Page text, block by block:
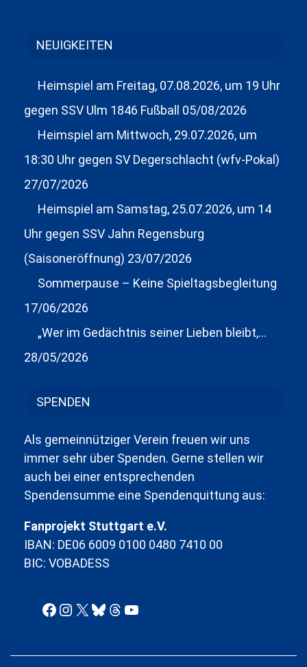
NEUIGKEITEN
Heimspiel am Freitag, 07.08.2026, um 19 Uhr
gegen SSV Ulm 1846 Fußball 05/08/2026
Heimspiel am Mittwoch, 29.07.2026, um
18:30 Uhr gegen SV Degerschlacht (wfv-Pokal)
27/07/2026
Heimspiel am Samstag, 25.07.2026, um 14
Uhr gegen SSV Jahn Regensburg
(Saisoneröffnung) 23/07/2026
Sommerpause – Keine Spieltagsbegleitung
17/06/2026
„Wer im Gedächtnis seiner Lieben bleibt,…
28/05/2026
SPENDEN
Als gemeinnütziger Verein freuen wir uns
immer sehr über Spenden. Gerne stellen wir
auch bei einer entsprechenden
Spendensumme eine Spendenquittung aus:
Fanprojekt Stuttgart e.V.
IBAN: DE06 6009 0100 0480 7410 00
BIC: VOBADESS
Facebook
Instagram
X Bluesky
Threads
YouTube